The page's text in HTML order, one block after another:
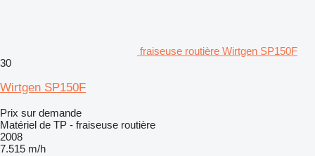
fraiseuse routière Wirtgen SP150F
30
Wirtgen SP150F
Prix sur demande
Matériel de TP - fraiseuse routière
2008
7.515 m/h